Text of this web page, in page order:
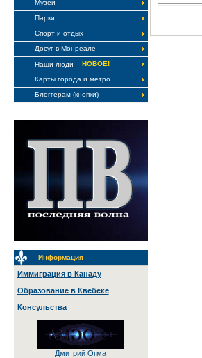
Музеи
Парки
Спорт и отдых
Досуг в Монреале
Наши люди
НОВОЕ!
Карты города и метро
Блоггерам (кнопки)
Информация
Иммиграция в Канаду
Образование в Квебеке
Консульства
Дмитрий Огма